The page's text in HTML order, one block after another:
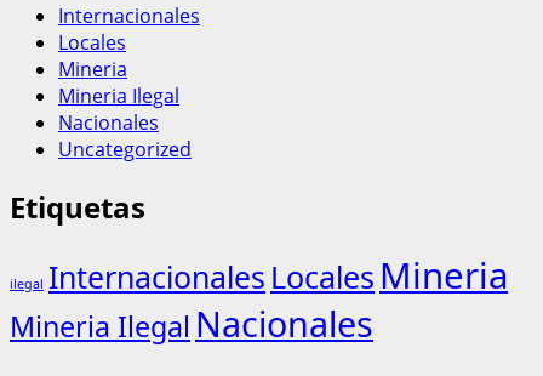
Internacionales
Locales
Mineria
Mineria Ilegal
Nacionales
Uncategorized
Etiquetas
ilegal Internacionales Locales Mineria
Mineria Ilegal Nacionales